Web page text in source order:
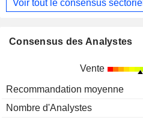
Voir tout le consensus sectoriel
Consensus des Analystes
Vente
Recommandation moyenne
Nombre d'Analystes